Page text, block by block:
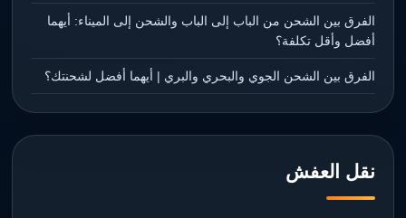
الفرق بين الشحن من الباب إلى الباب والشحن إلى الميناء: أيهما
أفضل وأقل تكلفة؟
الفرق بين الشحن الجوي والبحري والبري | أيهما أفضل لشحنتك؟
نقل العفش